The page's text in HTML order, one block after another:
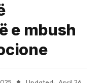
e mbush